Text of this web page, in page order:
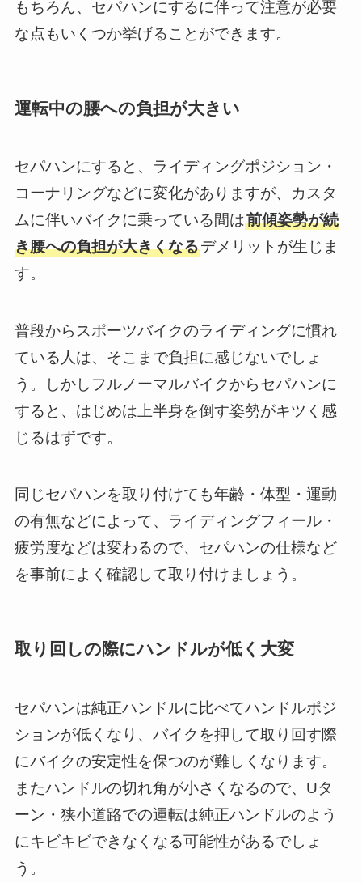
もちろん、セパハンにするに伴って注意が必要
な点もいくつか挙げることができます。
運転中の腰への負担が大きい
セパハンにすると、ライディングポジション・
コーナリングなどに変化がありますが、カスタ
ムに伴いバイクに乗っている間は前傾姿勢が続
き腰への負担が大きくなるデメリットが生じま
す。
普段からスポーツバイクのライディングに慣れ
ている人は、そこまで負担に感じないでしょ
う。しかしフルノーマルバイクからセパハンに
すると、はじめは上半身を倒す姿勢がキツく感
じるはずです。
同じセパハンを取り付けても年齢・体型・運動
の有無などによって、ライディングフィール・
疲労度などは変わるので、セパハンの仕様など
を事前によく確認して取り付けましょう。
取り回しの際にハンドルが低く大変
セパハンは純正ハンドルに比べてハンドルポジ
ションが低くなり、バイクを押して取り回す際
にバイクの安定性を保つのが難しくなります。
またハンドルの切れ角が小さくなるので、Uタ
ーン・狭小道路での運転は純正ハンドルのよう
にキビキビできなくなる可能性があるでしょ
う。